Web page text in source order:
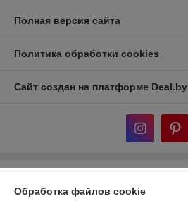
Полная версия сайта
Политика обработки cookies
Сайт создан на платформе Deal.by
Обработка файлов cookie